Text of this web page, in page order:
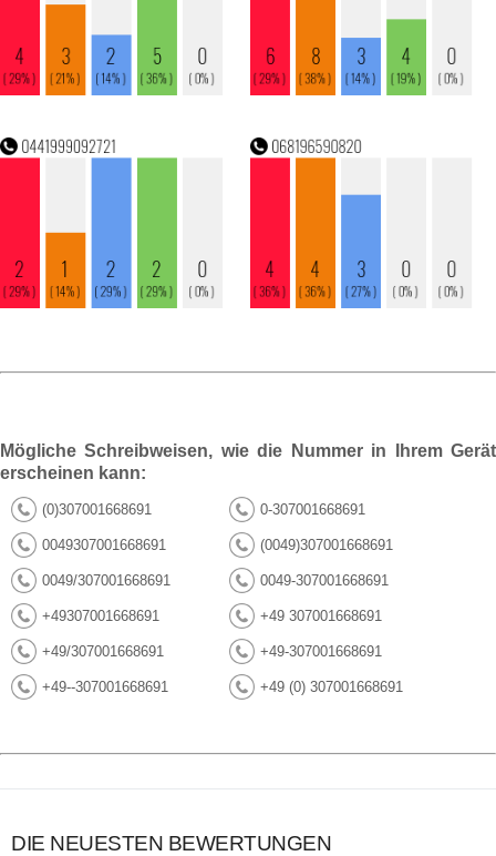
Mögliche Schreibweisen, wie die Nummer in Ihrem Gerät
erscheinen kann:
(0)307001668691 0-307001668691
0049307001668691 (0049)307001668691
0049/307001668691 0049-307001668691
+49307001668691 +49 307001668691
+49/307001668691 +49-307001668691
+49--307001668691 +49 (0) 307001668691
DIE NEUESTEN BEWERTUNGEN